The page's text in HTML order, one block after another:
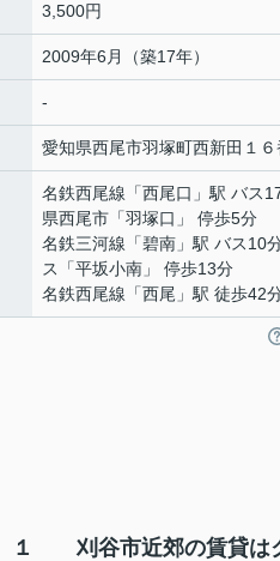
3,500円
2009年6月（築17年）
-
愛知県西尾市羽塚町西新田１６
名鉄西尾線 「西尾口 」駅 バス
県西尾市「羽塚口」 停歩5分
名鉄三河線 「碧南 」駅 バス10
ス「平坂小南」 停歩13分
名鉄西尾線 「西尾 」駅 徒歩42
刈谷市近郊の賃貸はク